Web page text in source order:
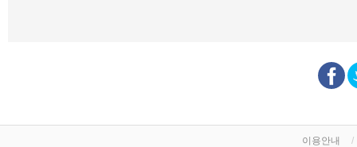
이용안내